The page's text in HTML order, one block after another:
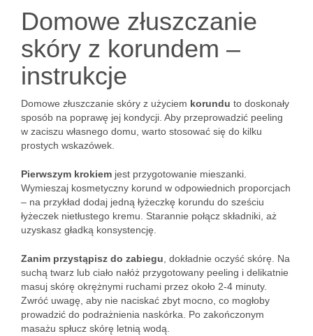
Domowe złuszczanie
skóry z korundem –
instrukcje
Domowe złuszczanie skóry z użyciem korundu to doskonały
sposób na poprawę jej kondycji. Aby przeprowadzić peeling
w zaciszu własnego domu, warto stosować się do kilku
prostych wskazówek.
Pierwszym krokiem jest przygotowanie mieszanki.
Wymieszaj kosmetyczny korund w odpowiednich proporcjach
– na przykład dodaj jedną łyżeczkę korundu do sześciu
łyżeczek nietłustego kremu. Starannie połącz składniki, aż
uzyskasz gładką konsystencję.
Zanim przystąpisz do zabiegu , dokładnie oczyść skórę. Na
suchą twarz lub ciało nałóż przygotowany peeling i delikatnie
masuj skórę okrężnymi ruchami przez około 2-4 minuty.
Zwróć uwagę, aby nie naciskać zbyt mocno, co mogłoby
prowadzić do podrażnienia naskórka. Po zakończonym
masażu spłucz skórę letnią wodą.